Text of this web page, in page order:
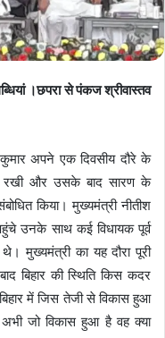
।छपरा से पंकज श्रीवास्तव
अपने एक दिवसीय दौरे के
रखी और उसके बाद सारण के
किया। मुख्यमंत्री नीतीश
उनके साथ कई विधायक पूर्व
मुख्यमंत्री का यह दौरा पूरी
बिहार की स्थिति किस कदर
में जिस तेजी से विकास हुआ
जो विकास हुआ है वह क्या